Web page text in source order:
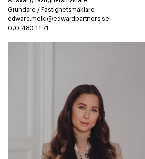
Grundare / Fastighetsmäklare
edward.melki@edwardpartners.se
070-480 11 71​​​​‌ ‍ ​‍​‍‌‍ ‌ ​‍‌‍‍‌‌‍‌ ‌‍‍‌‌‍ ‍​‍​‍​ ‍‍​‍​‍‌ ​ ‌‍​‌‌‍ ‍‌‍‍‌‌ ‌​‌ ‍‌​‍ ‍‌‍‍‌‌‍ ​‍​‍​‍ ​​‍​‍‌‍‍​‌ ​‍‌‍‌‌‌‍‌‍​‍​‍​ ‍‍​‍​‍​‍ ‌ ​ ‌ ‌​‌ ‌‌‌‍‌​‌‍‍‌‌‍ ​‍ ‌‍‍‌‌‍ ‍‌ ‌​‌‍‌‌‌‍ ‍‌ ‌​​‍ ‌‍‌‌‌‍‌​‌‍‍‌‌ ‌​​‍ ‌‍ ‌‌‍ ‌‍‌​‌‍‌‌​ ‌‌ ​​‌ ​‍‌‍‌‌‌ ​ ‌‍‌‌‌‍ ‍‌ ‌​‌‍​‌‌ ‌​‌‍‍‌‌‍ ‌‍ ‍​ ‍ ‌‍‍‌‌‍‌​​ ‌‌​‍​‌​​‌‌​ ‍​ ​‌​ ​‌​ ‌​​ ​‌​ ‌ ‌‌ ‌​‌‌‌​ ‌​ ‍ ‌ ‌​‌ ‍‌‌ ​​‌‍‌‌​ ‌‌‍‌‌‌‍ ‌‌ ​​‌‍ ​‌‍ ‌ ‍‌‌‍‌‌‌‍‌‌​ ‍ ‌ ​​‌‍​‌‌ ‌​‌‍‍​​ ‌‌‍​ ‌ ​‍‌‍ ‌​‍ ‍‌‍​ ‌‍‌‌‌‍ ​‌‍ ​‌‌​​‌‍‍​‌‍ ‌‍ ‍‌‍‌‌​ ‌‍​‍‌‍​‌‌ ​ ‌‍‌‌‌‌‌‌‌ ​‍‌‍ ​​ ‌​‍‌‌​ ​‍‌​‌‍‌ ​ ‌ ‌​‌ ‌‌‌‍‌​‌‍‍‌‌‍ ​‍‌‍‌‍‍‌‌‍‌​​ ‌‌​‍​‌​​‌‌​ ‍​ ​‌​ ​‌​ ‌​​ ​‌​ ‌ ‌‌ ‌​‌‌‌​ ‌​‍‌‍‌ ‌​‌ ‍‌‌ ​​‌‍‌‌​ ‌‌‍‌‌‌‍ ‌‌ ​​‌‍ ​‌‍ ‌ ‍‌‌‍‌‌‌‍‌‌​‍‌‍‌ ​​‌‍​‌‌ ‌​‌‍‍​​ ‌‌‍​ ‌ ​‍‌‍ ‌​‍ ‍‌‍​ ‌‍‌‌‌‍ ​‌‍ ​‌‌​​‌‍‍​‌‍ ‌‍ ‍‌‍‌‌​‍‌‍‌‍‍‌‌ ​ ‌​‌​‌ ​‍‌‍​‌‌‍‌‍‌ ‌​​ ‌​‍​‍‌ ‌